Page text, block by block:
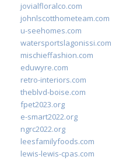
jovialfloralco.com
johnlscotthometeam.com
u-seehomes.com
watersportslagonissi.com
mischieffashion.com
eduwyre.com
retro-interiors.com
theblvd-boise.com
fpet2023.org
e-smart2022.org
ngrc2022.org
leesfamilyfoods.com
lewis-lewis-cpas.com